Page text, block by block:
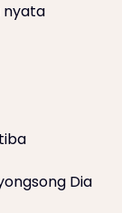
nyata
Dia